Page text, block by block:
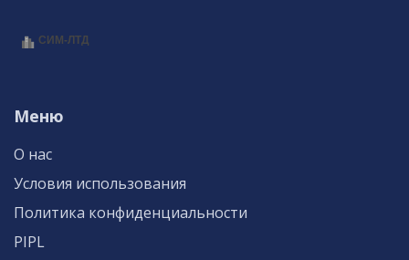
Меню
О нас
Условия использования
Политика конфиденциальности
PIPL